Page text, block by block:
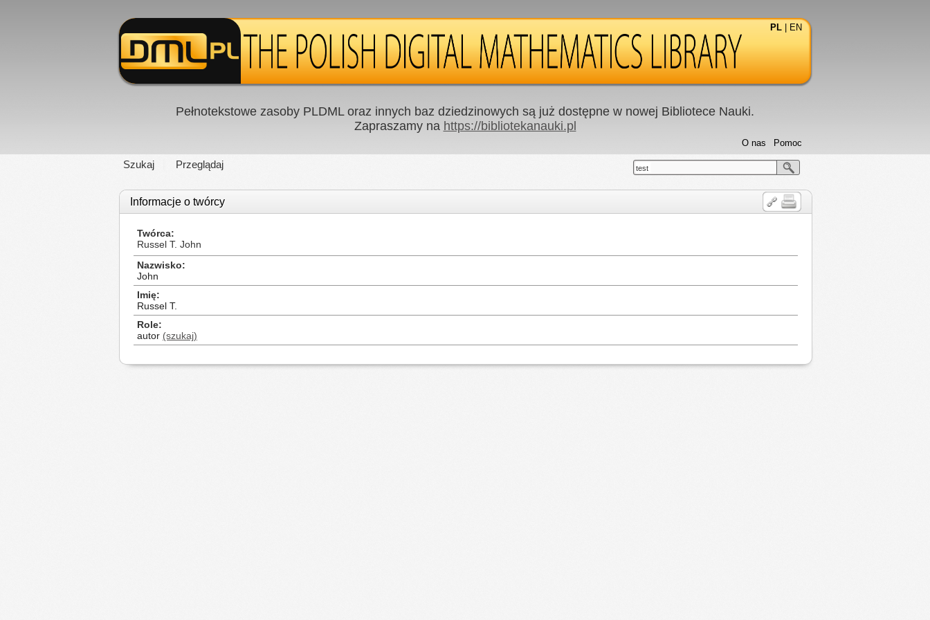
PL EN
Pełnotekstowe zasoby PLDML oraz innych baz dziedzinowych są już dostępne w nowej Bibliotece Nauki.
Zapraszamy na https://bibliotekanauki.pl
Szukaj Przeglądaj
Pomoc
O nas
test
Informacje o twórcy
Twórca
Russel T. John
Nazwisko
John
Imię
Russel T.
Role
autor (szukaj)